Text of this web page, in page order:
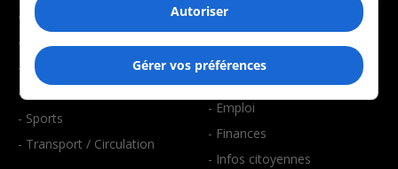
- Éducation
- Environnement
- Faits divers
- Santé et bien-être
- Sports
- Transport / Circulation
- Affaires
- Art de vivre
- Bien-être
- Emploi
- Finances
- Infos citoyennes
Autoriser
Gérer vos préférences